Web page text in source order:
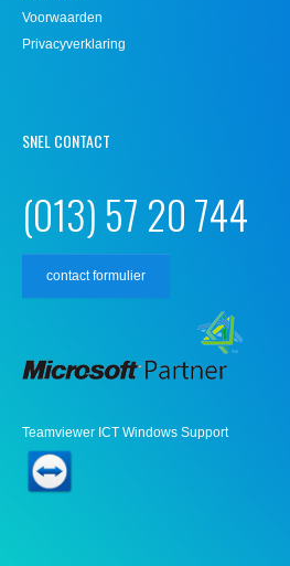
Voorwaarden
Privacyverklaring
SNEL CONTACT
(013) 57 20 744
contact formulier
Teamviewer ICT Windows Support